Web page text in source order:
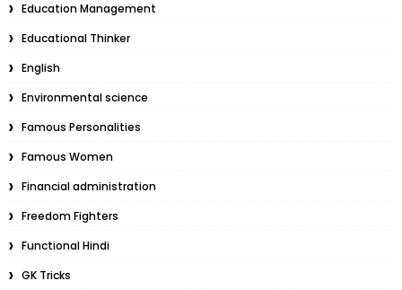
Education Management
Educational Thinker
English
Environmental science
Famous Personalities
Famous Women
Financial administration
Freedom Fighters
Functional Hindi
GK Tricks